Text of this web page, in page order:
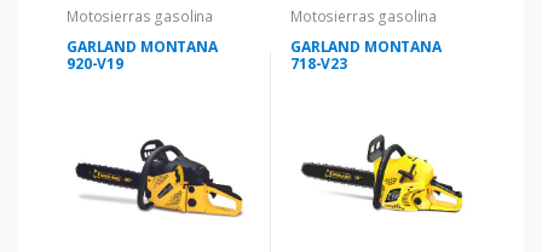
Motosierras gasolina
GARLAND MONTANA
920-V19
Motosierras gasolina
GARLAND MONTANA
718-V23